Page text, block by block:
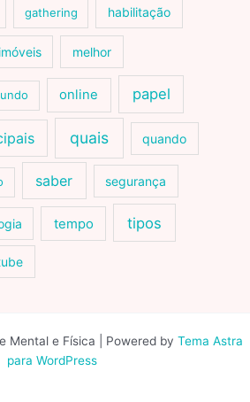
gathering habilitação
imóveis melhor
online papel
quais quando
saber segurança
tempo tipos
Mental e Física | Powered by Tema Astra
para WordPress